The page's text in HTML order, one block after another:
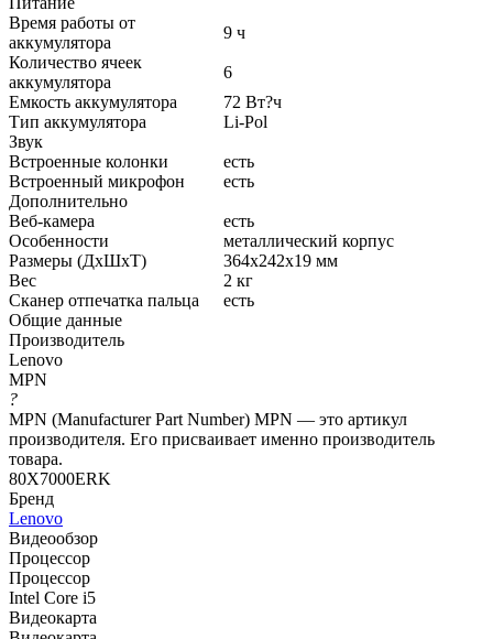
Время работы от
аккумулятора
9 ч
Количество ячеек
аккумулятора
6
Емкость аккумулятора
72 Вт?ч
Тип аккумулятора
Li-Pol
Звук
Встроенные колонки
есть
Встроенный микрофон
есть
Дополнительно
Веб-камера
есть
Особенности
металлический корпус
Размеры (ДхШхТ)
364x242x19 мм
Вес
2 кг
Сканер отпечатка пальца
есть
Общие данные
Производитель
Lenovo
MPN
?
MPN (Manufacturer Part Number) MPN — это артикул
производителя. Его присваивает именно производитель
товара.
80X7000ERK
Бренд
Lenovo
Видеообзор
Процессор
Процессор
Intel Core i5
Видеокарта